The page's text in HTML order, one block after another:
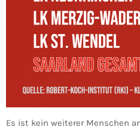
Es ist kein weiterer Menschen